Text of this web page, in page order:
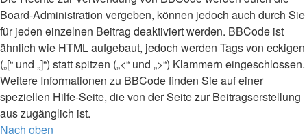
Board-Administration vergeben, können jedoch auch durch Sie
für jeden einzelnen Beitrag deaktiviert werden. BBCode ist
ähnlich wie HTML aufgebaut, jedoch werden Tags von eckigen
(„[“ und „]“) statt spitzen („<“ und „>“) Klammern eingeschlossen.
Weitere Informationen zu BBCode finden Sie auf einer
speziellen Hilfe-Seite, die von der Seite zur Beitragserstellung
aus zugänglich ist.
Nach oben